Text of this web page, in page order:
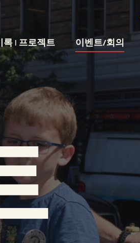
록 | 프로젝트 이벤트/회의